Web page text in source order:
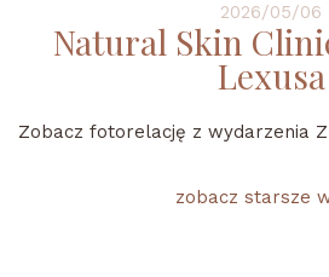
2026/05/06
Natural Skin
Lexusa
Zobacz fotorelację z wydarzenia
zobacz starsze